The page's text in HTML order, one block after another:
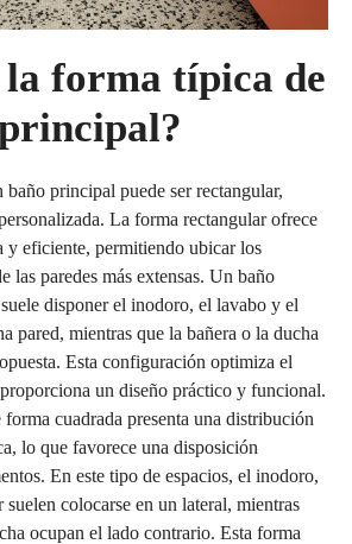
la forma típica de
principal puede ser rectangular,
La forma rectangular ofrece
y eficiente, permitiendo ubicar los
las paredes más extensas. Un baño
disponer el inodoro, el lavabo y el
pared, mientras que la bañera o la ducha
Esta configuración optimiza el
un diseño práctico y funcional.
cuadrada presenta una distribución
lo que favorece una disposición
En este tipo de espacios, el inodoro,
colocarse en un lateral, mientras
ocupan el lado contrario. Esta forma